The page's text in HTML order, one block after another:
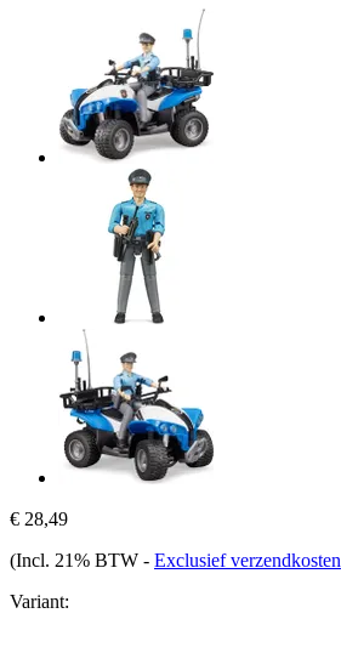
€ 28,49
(Incl. 21% BTW - Exclusief verzendkosten
Variant: